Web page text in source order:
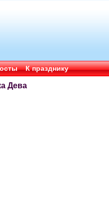
К празднику
Дева